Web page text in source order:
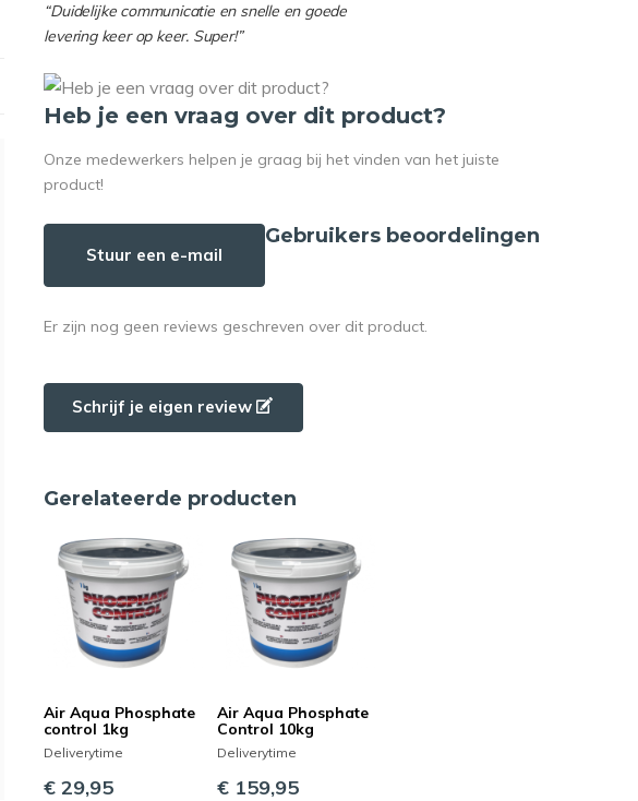
“Duidelijke communicatie en snelle en goede
levering keer op keer. Super!”
Heb je een vraag over dit product?
Onze medewerkers helpen je graag bij het vinden van het juiste
product!
Stuur een e-mail
Gebruikers beoordelingen
Er zijn nog geen reviews geschreven over dit product.
Schrijf je eigen review
Gerelateerde producten
Air Aqua Phosphate
control 1kg
Deliverytime
€ 29,95
Air Aqua Phosphate
Control 10kg
Deliverytime
€ 159,95